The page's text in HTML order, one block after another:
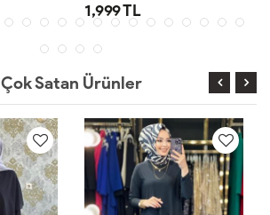
1,999 TL
Çok Satan Ürünler